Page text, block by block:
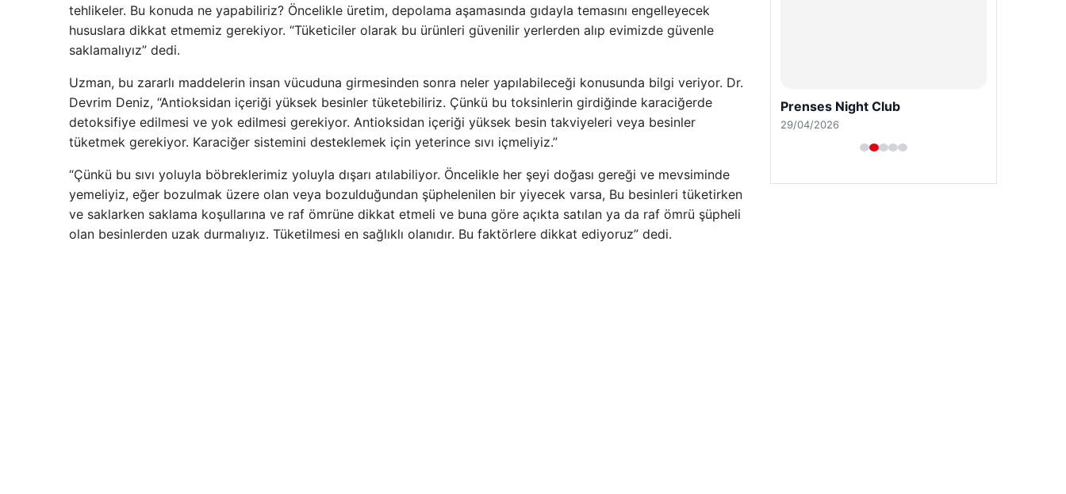
tehlikeler. Bu konuda ne yapabiliriz? Öncelikle üretim, depolama aşamasında gıdayla temasını engelleyecek
hususlara dikkat etmemiz gerekiyor. “Tüketiciler olarak bu ürünleri güvenilir yerlerden alıp evimizde güvenle
saklamalıyız” dedi.
Uzman, bu zararlı maddelerin insan vücuduna girmesinden sonra neler yapılabileceği konusunda bilgi veriyor. Dr.
Devrim Deniz, “Antioksidan içeriği yüksek besinler tüketebiliriz. Çünkü bu toksinlerin girdiğinde karaciğerde
detoksifiye edilmesi ve yok edilmesi gerekiyor. Antioksidan içeriği yüksek besin takviyeleri veya besinler
tüketmek gerekiyor. Karaciğer sistemini desteklemek için yeterince sıvı içmeliyiz.”
“Çünkü bu sıvı yoluyla böbreklerimiz yoluyla dışarı atılabiliyor. Öncelikle her şeyi doğası gereği ve mevsiminde
yemeliyiz, eğer bozulmak üzere olan veya bozulduğundan şüphelenilen bir yiyecek varsa, Bu besinleri tüketirken
ve saklarken saklama koşullarına ve raf ömrüne dikkat etmeli ve buna göre açıkta satılan ya da raf ömrü şüpheli
olan besinlerden uzak durmalıyız. Tüketilmesi en sağlıklı olanıdır. Bu faktörlere dikkat ediyoruz” dedi.
Prenses Night Club
29/04/2026